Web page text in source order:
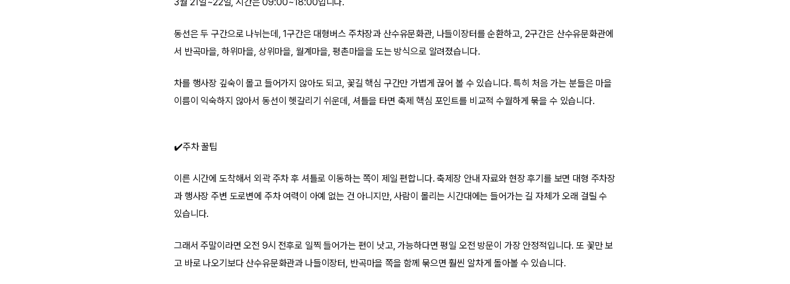
동선은 두 구간으로 나뉘는데, 1구간은 대형버스 주차장과 산수유문화관, 나들이장터를 순환하고, 2구간은 산수유문화관에
서 반곡마을, 하위마을, 상위마을, 월계마을, 평촌마을을 도는 방식으로 알려졌습니다.
차를 행사장 깊숙이 몰고 들어가지 않아도 되고, 꽃길 핵심 구간만 가볍게 끊어 볼 수 있습니다. 특히 처음 가는 분들은 마을
이름이 익숙하지 않아서 동선이 헷갈리기 쉬운데, 셔틀을 타면 축제 핵심 포인트를 비교적 수월하게 묶을 수 있습니다.
✔️주차 꿀팁
이른 시간에 도착해서 외곽 주차 후 셔틀로 이동하는 쪽이 제일 편합니다. 축제장 안내 자료와 현장 후기를 보면 대형 주차장
과 행사장 주변 도로변에 주차 여력이 아예 없는 건 아니지만, 사람이 몰리는 시간대에는 들어가는 길 자체가 오래 걸릴 수
있습니다.
그래서 주말이라면 오전 9시 전후로 일찍 들어가는 편이 낫고, 가능하다면 평일 오전 방문이 가장 안정적입니다. 또 꽃만 보
고 바로 나오기보다 산수유문화관과 나들이장터, 반곡마을 쪽을 함께 묶으면 훨씬 알차게 돌아볼 수 있습니다.